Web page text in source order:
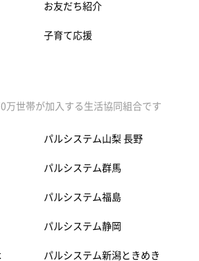
お友だち紹介
子育て応援
万世帯が加入する生活協同組合です
パルシステム山梨 長野
パルシステム群馬
パルシステム福島
パルシステム静岡
パルシステム新潟ときめき